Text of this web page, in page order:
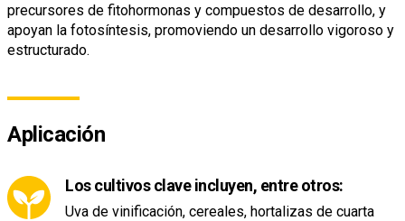
precursores de fitohormonas y compuestos de desarrollo, y
apoyan la fotosíntesis, promoviendo un desarrollo vigoroso y
estructurado.
Aplicación
Los cultivos clave incluyen, entre otros:
Uva de vinificación, cereales, hortalizas de cuarta